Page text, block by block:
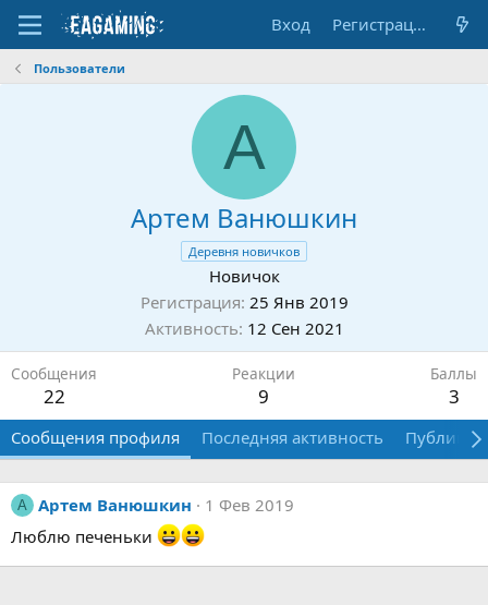
Вход Регистрация
Пользователи
А
Артем Ванюшкин
Деревня новичков
Новичок
Регистрация 25 Янв 2019
Активность 12 Сен 2021
Сообщения
22
Реакции
9
Баллы
3
Сообщения профиля Последняя активность
А Артем Ванюшкин
1 Фев 2019
Люблю печеньки